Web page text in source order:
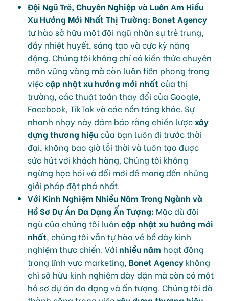
Đội Ngũ Trẻ, Chuyên Nghiệp và Luôn Am Hiểu
Xu Hướng Mới Nhất Thị Trường: Bonet Agency
tự hào sở hữu một đội ngũ nhân sự trẻ trung,
đầy nhiệt huyết, sáng tạo và cực kỳ năng
động. Chúng tôi không chỉ có kiến thức chuyên
môn vững vàng mà còn luôn tiên phong trong
việccập nhật xu hướng mới nhất của thị
trường, các thuật toán thay đổi của Google,
Facebook, TikTok và các nền tảng khác. Sự
nhanh nhạy này đảm bảo rằng chiến lượcxây
dựng thương hiệucủa bạn luôn đi trước thời
đại, không bao giờ lỗi thời và luôn tạo được
sức hút với khách hàng. Chúng tôi không
ngừng học hỏi và đổi mới để mang đến những
giải pháp đột phá nhất.
Với Kinh Nghiệm Nhiều Năm Trong Ngành và
Hồ Sơ Dự Án Đa Dạng Ấn Tượng: Mặc dù đội
ngũ của chúng tôi luôn cập nhật xu hướng mới
nhất, chúng tôi vẫn tự hào về bề dày kinh
nghiệm thực chiến. Với nhiều năm hoạt động
trong lĩnh vực marketing, Bonet Agency không
chỉ sở hữu kinh nghiệm dày dặn mà còn có một
hồ sơ dự án đa dạng và ấn tượng. Chúng tôi đã